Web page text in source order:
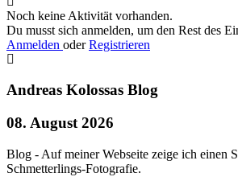
Noch keine Aktivität vorhanden.
Du musst sich anmelden, um den Rest des
Anmelden oderRegistrieren
Andreas Kolossas Blog
08. August 2026
Blog - Auf meiner Webseite zeige ich einen
Schmetterlings-Fotografie.